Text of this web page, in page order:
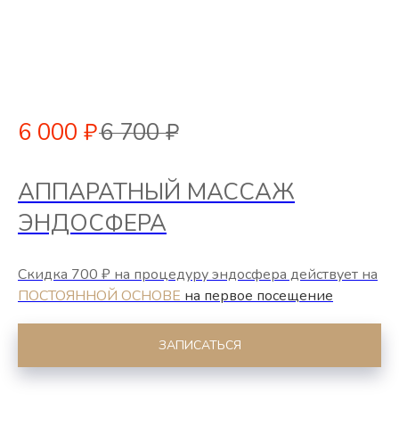
6 000 ₽6 700 ₽
АППАРАТНЫЙ МАССАЖ
ЭНДОСФЕРА
Скидка 700 ₽ на процедуру эндосфера действует на
ПОСТОЯННОЙ ОСНОВЕ на первое посещение
ЗАПИСАТЬСЯ